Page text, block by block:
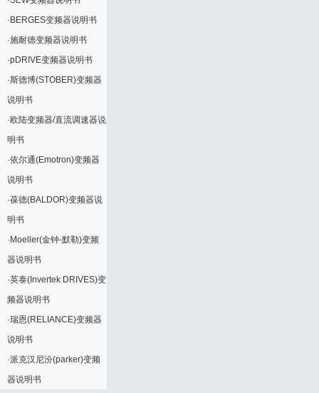
· BERGES变频器说明书
·施耐德变频器说明书
·pDRIVE变频器说明书
·斯德博(STOBER)变频器
说明书
·欧陆变频器/直流调速器说
明书
·依尔通(Emotron)变频器
说明书
·葆德(BALDOR)变频器说
明书
· Moeller(金钟-默勒)变频
器说明书
·英泰(Invertek DRIVES)变
频器说明书
·瑞恩(RELIANCE)变频器
说明书
·派克汉尼汾(parker)变频
器说明书